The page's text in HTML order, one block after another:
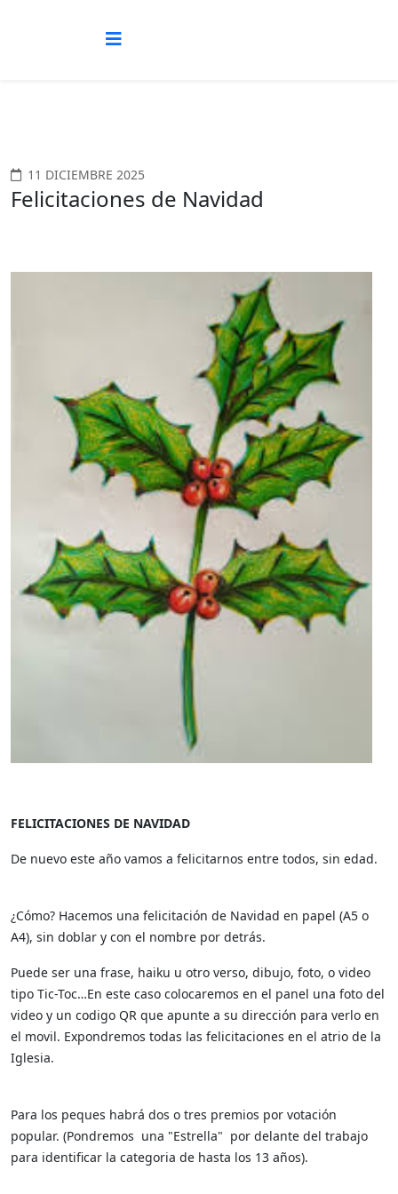
11 DICIEMBRE 2025
Felicitaciones de Navidad
FELICITACIONES DE NAVIDAD
De nuevo este año vamos a felicitarnos entre todos, sin edad.
¿Cómo? Hacemos una felicitación de Navidad en papel (A5 o
A4), sin doblar y con el nombre por detrás.
Puede ser una frase, haiku u otro verso, dibujo, foto, o video
tipo Tic-Toc…En este caso colocaremos en el panel una foto del
video y un codigo QR que apunte a su dirección para verlo en
el movil. Expondremos todas las felicitaciones en el atrio de la
Iglesia.
Para los peques habrá dos o tres premios por votación
popular. (Pondremos una "Estrella" por delante del trabajo
para identificar la categoria de hasta los 13 años).